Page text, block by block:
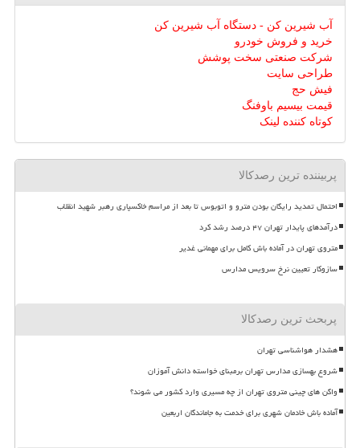
آب شیرین کن - دستگاه آب شیرین کن
خرید و فروش خودرو
شرکت صنعتی سخت پوشش
طراحی سایت
فیش حج
قیمت بیسیم باوفنگ
کوتاه کننده لینک
پربیننده ترین رصدکالا
احتمال تمدید رایگان بودن مترو و اتوبوس تا بعد از مراسم خاکسپاری رهبر شهید انقلاب
درآمدهای پایدار تهران ۴۷ درصد رشد کرد
متروی تهران در آماده باش کامل برای مهمانی غدیر
سازوکار تعیین نرخ سرویس مدارس
پربحث ترین رصدکالا
هشدار هواشناسی تهران
شروع بهسازی مدارس تهران برمبنای خواسته دانش آموزان
واگن های چینی متروی تهران از چه مسیری وارد کشور می شوند؟
آماده باش خادمان شهری برای خدمت به جاماندگان اربعین